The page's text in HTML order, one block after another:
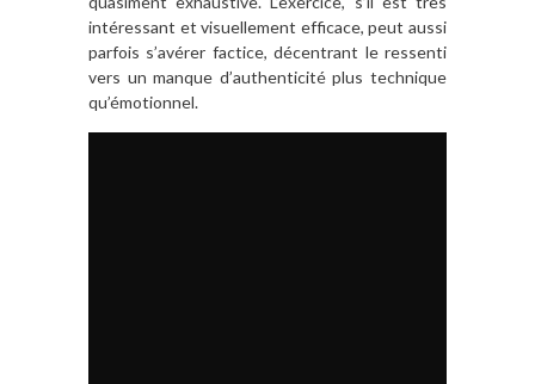
intéressant et visuellement efficace, peut aussi
parfois s’avérer factice, décentrant le ressenti
vers un manque d’authenticité plus technique
qu’émotionnel.